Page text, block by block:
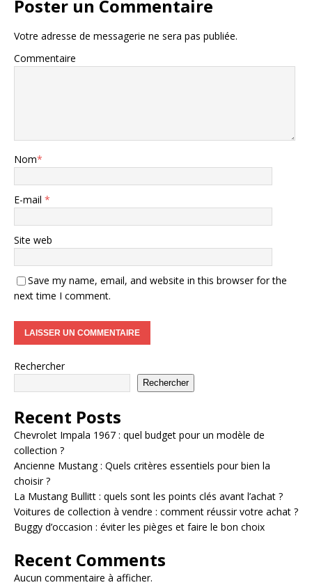
Poster un Commentaire
Votre adresse de messagerie ne sera pas publiée.
Commentaire
Nom*
E-mail *
Site web
Save my name, email, and website in this browser for the
next time I comment.
Rechercher
Rechercher
Recent Posts
Chevrolet Impala 1967 : quel budget pour un modèle de
collection ?
Ancienne Mustang : Quels critères essentiels pour bien la
choisir ?
La Mustang Bullitt : quels sont les points clés avant l’achat ?
Voitures de collection à vendre : comment réussir votre achat ?
Buggy d’occasion : éviter les pièges et faire le bon choix
Recent Comments
Aucun commentaire à afficher.